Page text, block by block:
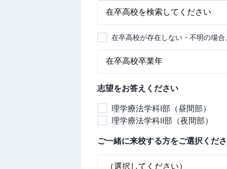
在卒高校が存在しない・不明の場
志望をお答えください
理学療法学科Ⅰ部（昼間部）
理学療法学科Ⅱ部（夜間部）
ご一緒に来校する方をご選択くだ